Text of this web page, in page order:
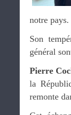
notre pays.
Son
général
Pierre
la
remonte